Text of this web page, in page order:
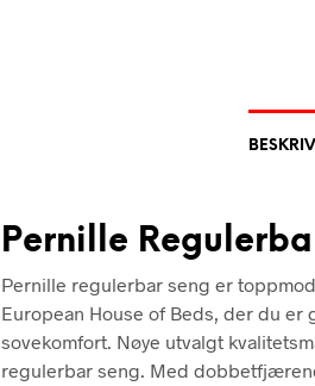
Pernille
Pernille regulerbar seng er
European House of Beds, der du
sovekomfort. Nøye utvalgt
regulerbar seng. Med